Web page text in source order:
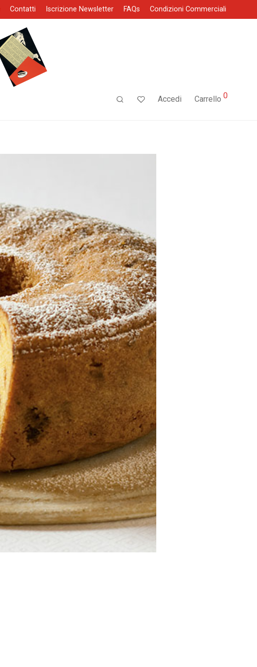
Contatti Iscrizione Newsletter FAQs Condizioni Commerciali
Accedi Carrello 0